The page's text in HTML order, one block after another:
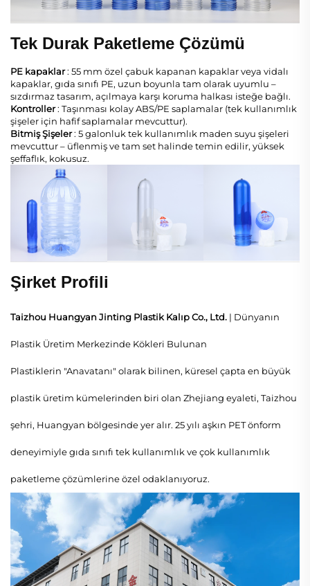
Tek Durak Paketleme Çözümü
PE kapaklar: 55 mm özel çabuk kapanan kapaklar veya vidalı
kapaklar, gıda sınıfı PE, uzun boyunla tam olarak uyumlu –
sızdırmaz tasarım, açılmaya karşı koruma halkası isteğe bağlı.
Kontroller: Taşınması kolay ABS/PE saplamalar (tek kullanımlık
şişeler için hafif saplamalar mevcuttur).
Bitmiş Şişeler: 5 galonluk tek kullanımlık maden suyu şişeleri
mevcuttur – üflenmiş ve tam set halinde temin edilir, yüksek
şeffaflık, kokusuz.
Şirket Profili
Taizhou Huangyan Jinting Plastik Kalıp Co., Ltd. | Dünyanın
Plastik Üretim Merkezinde Kökleri Bulunan
Plastiklerin "Anavatanı" olarak bilinen, küresel çapta en büyük
plastik üretim kümelerinden biri olan Zhejiang eyaleti, Taizhou
şehri, Huangyan bölgesinde yer alır. 25 yılı aşkın PET önform
deneyimiyle gıda sınıfı tek kullanımlık ve çok kullanımlık
paketleme çözümlerine özel odaklanıyoruz.